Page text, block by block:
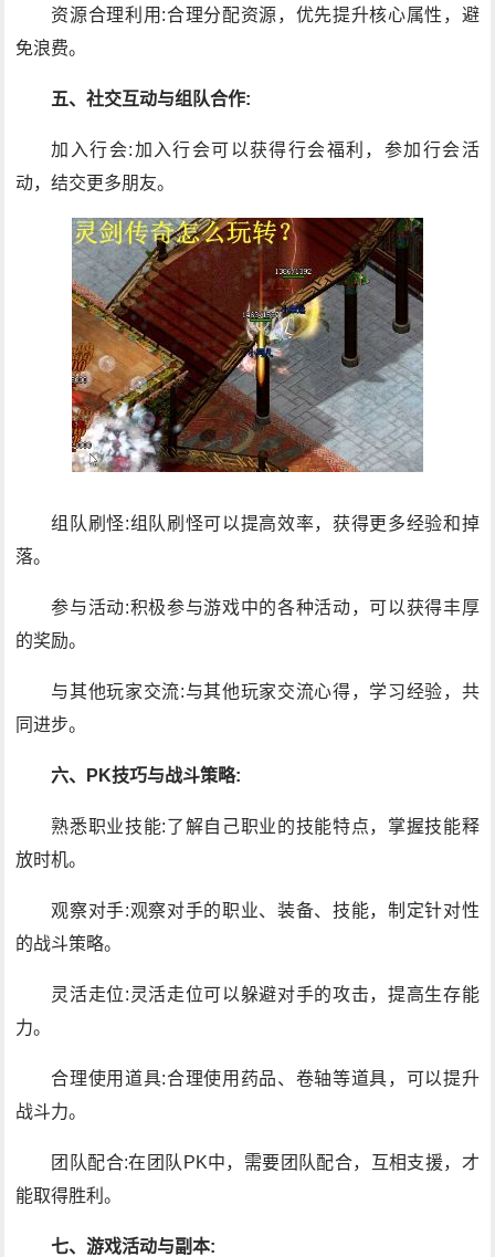
资源合理利用:合理分配资源，优先提升核心属性，避
免浪费。
五、社交互动与组队合作:
加入行会:加入行会可以获得行会福利，参加行会活
动，结交更多朋友。
组队刷怪:组队刷怪可以提高效率，获得更多经验和掉
落。
参与活动:积极参与游戏中的各种活动，可以获得丰厚
的奖励。
与其他玩家交流:与其他玩家交流心得，学习经验，共
同进步。
六、PK技巧与战斗策略:
熟悉职业技能:了解自己职业的技能特点，掌握技能释
放时机。
观察对手:观察对手的职业、装备、技能，制定针对性
的战斗策略。
灵活走位:灵活走位可以躲避对手的攻击，提高生存能
力。
合理使用道具:合理使用药品、卷轴等道具，可以提升
战斗力。
团队配合:在团队PK中，需要团队配合，互相支援，才
能取得胜利。
七、游戏活动与副本: